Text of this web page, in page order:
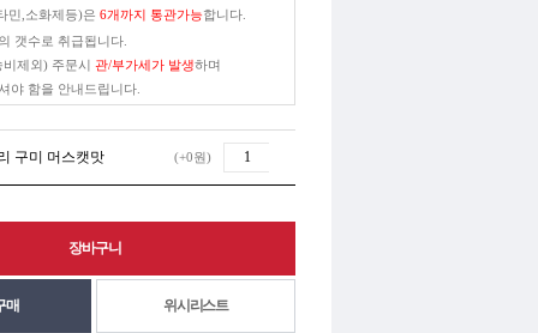
민,소화제등)은 6개까지 통관가능합니다.
갯수로 취급됩니다.
비제외) 주문시 관/부가세가 발생하며
야 함을 안내드립니다.
구미 머스캣맛 (+0원)
위시리스트